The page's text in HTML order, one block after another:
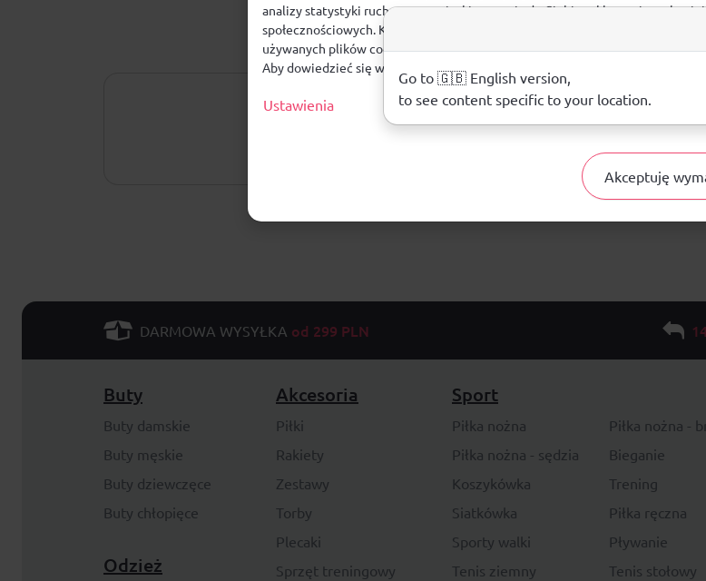
Pytania i
Nie ma jeszcze pytań. Bądź
DARMOWA WYSYŁKA od 299 PLN
Buty
Buty damskie
Buty męskie
Buty dziewczęce
Buty chłopięce
Odzież
Akcesoria
Piłki
Rakiety
Zestawy
Torby
Plecaki
Sprzęt treningowy
Sport
Piłka nożna
Piłka nożna -
Piłka nożna - sędzia
Bieganie
Koszykówka
Trening
Siatkówka
Piłka ręczna
Sporty walki
Pływanie
Tenis ziemny
Tenis stołowy
analizy statystyki ruchu na stronie, kierowania do Ciebie reklam w innych
społecznościowych. Kliknij poniżej, by wyrazić zgodę lub przejdź do
używanych plików cookies.
Aby dowiedzieć się więcej o plikach cookie i tym, jak wykorzystujemy Twoje
Ustawienia
Akceptuję
Go to 🇬🇧 English version,
to see content specific to your location.